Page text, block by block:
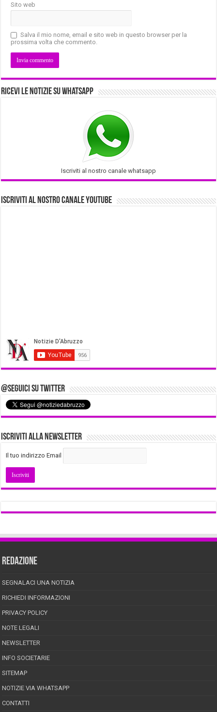
Sito web
Salva il mio nome, email e sito web in questo browser per la
prossima volta che commento.
Ricevi le notizie su Whatsapp
Iscriviti al nostro canale whatsapp
Iscriviti al nostro Canale Youtube
@Seguici su Twitter
Iscriviti alla Newsletter
Il tuo indirizzo Email
REDAZIONE
SEGNALACI UNA NOTIZIA
RICHIEDI INFORMAZIONI
PRIVACY POLICY
NOTE LEGALI
NEWSLETTER
INFO SOCIETARIE
SITEMAP
NOTIZIE VIA WHATSAPP
CONTATTI